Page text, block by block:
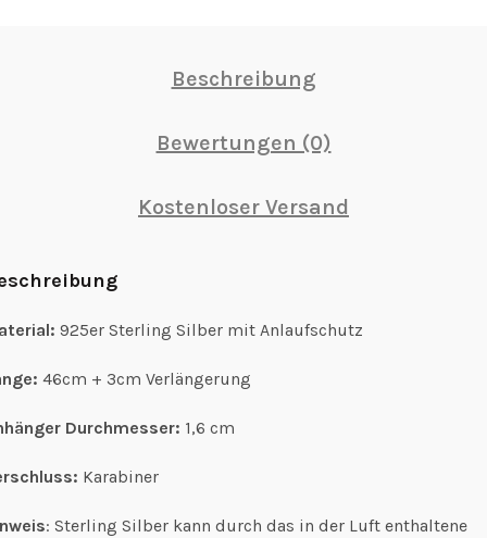
Beschreibung
Bewertungen (0)
Kostenloser Versand
925er Sterling Silber mit Anlaufschutz
46cm + 3cm Verlängerung
Durchmesser: 1,6 cm
Karabiner
: Sterling Silber kann durch das in der Luft enthaltene